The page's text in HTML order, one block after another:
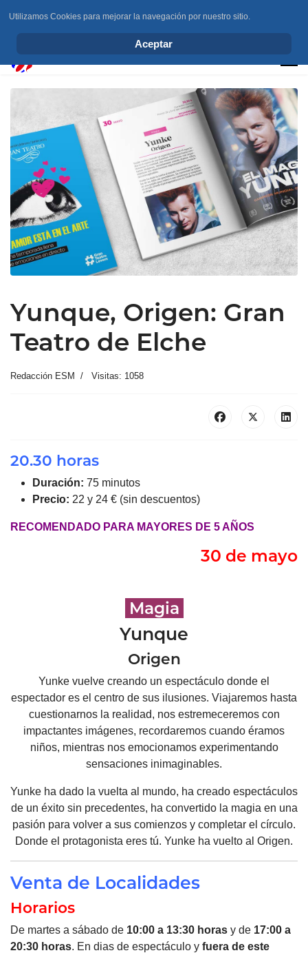
Yunque, Origen: Gran
Teatro de Elche
Redacción ESM Visitas: 1058
20.30 horas
Duración: 75 minutos
Precio: 22 y 24 € (sin descuentos)
RECOMENDADO PARA MAYORES DE 5 AÑOS
30 de mayo
Magia
Yunque
Origen
Yunke vuelve creando un espectáculo donde el
espectador es el centro de sus ilusiones. Viajaremos hasta
cuestionarnos la realidad, nos estremeceremos con
impactantes imágenes, recordaremos cuando éramos
niños, mientras nos emocionamos experimentando
sensaciones inimaginables.
Yunke ha dado la vuelta al mundo, ha creado espectáculos
de un éxito sin precedentes, ha convertido la magia en una
pasión para volver a sus comienzos y completar el círculo.
Donde el protagonista eres tú. Yunke ha vuelto al Origen.
Venta de Localidades
Horarios
De martes a sábado de 10:00 a 13:30 horas y de 17:00 a
20:30 horas. En dias de espectáculo y fuera de este
Utilizamos Cookies para mejorar la navegación por nuestro sitio.
Aceptar